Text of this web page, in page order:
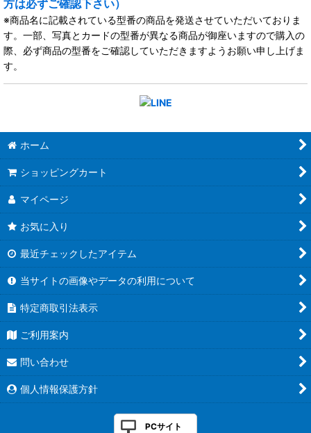
方は必ずご確認下さい）
※商品名に記載されている型番の商品を発送させていただいておりま
す。一部、写真とカードの型番が異なる商品が御座いますので購入の
際、必ず商品の型番をご確認していただきますようお願い申し上げま
す。
ホーム
ショッピングカート
マイページ
お気に入り
最近チェックしたアイテム
当サイトの画像やデータの利用について
特定商取引法表示
ご利用案内
問い合わせ
個人情報保護方針
PCサイト